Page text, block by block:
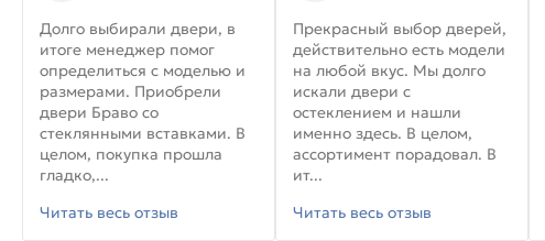
Долго выбирали двери, в
итоге менеджер помог
определиться с моделью и
размерами. Приобрели
двери Браво со
стеклянными вставками. В
целом, покупка прошла
гладко,...
Читать весь отзыв
Прекрасный выбор дверей,
действительно есть модели
на любой вкус. Мы долго
искали двери с
остеклением и нашли
именно здесь. В целом,
ассортимент порадовал. В
ит...
Читать весь отзыв